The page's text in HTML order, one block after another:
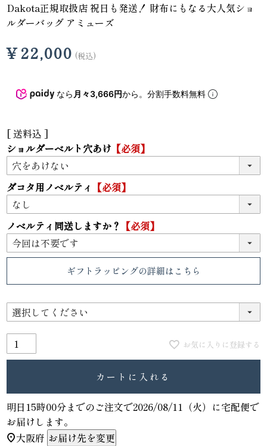
Dakota正規取扱店 祝日も発送！ 財布にもなる大人気ショ
ルダーバッグ アミューズ
¥22,000 税込
なら 月々3,666円から。分割手数料無料
送料込
ショルダーベルト穴あけ 【必須】
ダコタ用ノベルティ 【必須】
ノベルティ同送しますか？ 【必須】
ギフトラッピングの詳細はこちら
お気に入りに登録する
カートに入れる
明日 15時00分までのご注文で2026/08/11（火） に宅配便で
お届けします。
大阪府 お届け先を変更